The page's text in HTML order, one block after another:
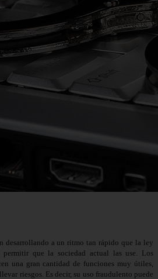
desarrollando a un ritmo tan rápido que la ley
permitir que la sociedad actual las use. Los
una gran cantidad de funciones muy útiles,
riesgos. Es decir, su uso fraudulento puede